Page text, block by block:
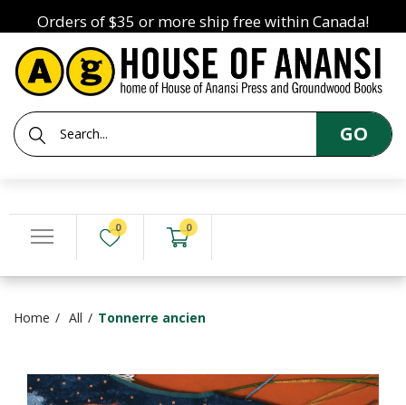
Orders of $35 or more ship free within Canada!
GO
0 0
Home All Tonnerre ancien